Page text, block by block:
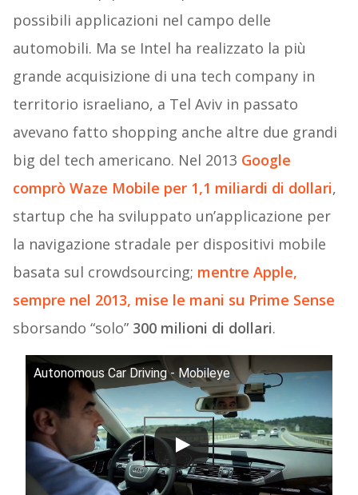
possibili applicazioni nel campo delle
automobili. Ma se Intel ha realizzato la più
grande acquisizione di una tech company in
territorio israeliano, a Tel Aviv in passato
avevano fatto shopping anche altre due grandi
big del tech americano. Nel 2013 Google
comprò Waze Mobile per 1,1 miliardi di dollari,
startup che ha sviluppato un’applicazione per
la navigazione stradale per dispositivi mobile
basata sul crowdsourcing; mentre Apple,
sempre nel 2013, mise le mani su Prime Sense
sborsando “solo” 300 milioni di dollari.
Autonomous Car Driving - Mobileye